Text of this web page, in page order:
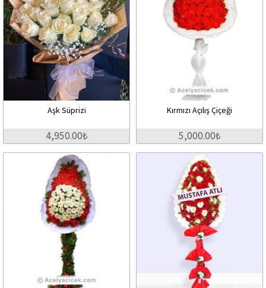
Aşk Süprizi
4,950.00₺
Kırmızı Açılış Çiçeği
5,000.00₺